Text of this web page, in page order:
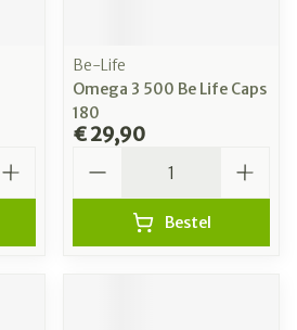
Be-Life
Omega 3 500 Be Life Caps
180
€ 29,90
Bestel